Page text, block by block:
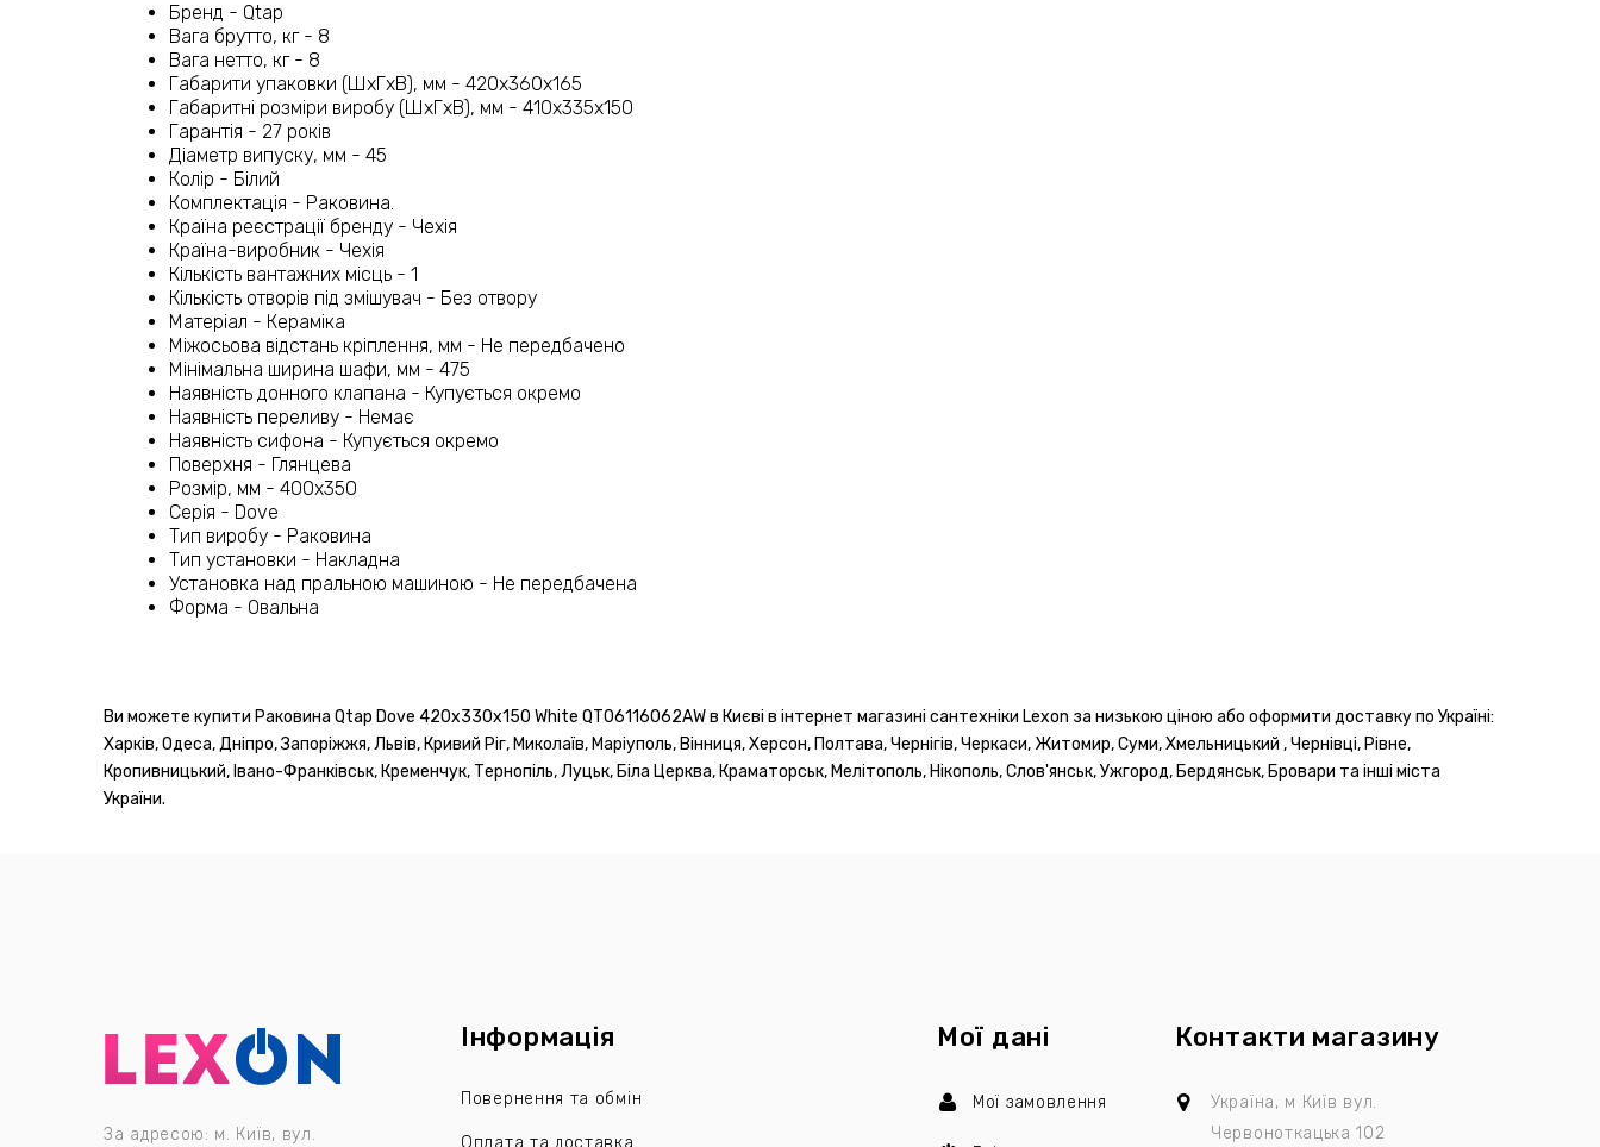
Бренд - Qtap
Вага брутто, кг - 8
Вага нетто, кг - 8
Габарити упаковки (ШхГхВ), мм - 420х360х165
Габаритні розміри виробу (ШхГхВ), мм - 410х335х150
Гарантія - 27 років
Діаметр випуску, мм - 45
Колір - Білий
Комплектація - Раковина.
Країна реєстрації бренду - Чехія
Країна-виробник - Чехія
Кількість вантажних місць - 1
Кількість отворів під змішувач - Без отвору
Матеріал - Кераміка
Міжосьова відстань кріплення, мм - Не передбачено
Мінімальна ширина шафи, мм - 475
Наявність донного клапана - Купується окремо
Наявність переливу - Немає
Наявність сифона - Купується окремо
Поверхня - Глянцева
Розмір, мм - 400х350
Серія - Dove
Тип виробу - Раковина
Тип установки - Накладна
Установка над пральною машиною - Не передбачена
Форма - Овальна
Ви можете купити Раковина Qtap Dove 420x330x150 White QT06116062AW в Києві в інтернет магазині сантехніки Lexon за низькою ціною або оформити доставку по Україні:
Харків, Одеса, Дніпро, Запоріжжя, Львів, Кривий Ріг, Миколаїв, Маріуполь, Вінниця, Херсон, Полтава, Чернігів, Черкаси, Житомир, Суми, Хмельницький , Чернівці, Рівне,
Кропивницький, Івано-Франківськ, Кременчук, Тернопіль, Луцьк, Біла Церква, Краматорськ, Мелітополь, Нікополь, Слов'янськ, Ужгород, Бердянськ, Бровари та інші міста
України.
За адресою: м. Київ, вул.
Інформація
Повернення та обмін
Оплата та доставка
Мої дані
Мої замовлення
Контакти магазину
Україна, м Київ вул.
Червоноткацька 102